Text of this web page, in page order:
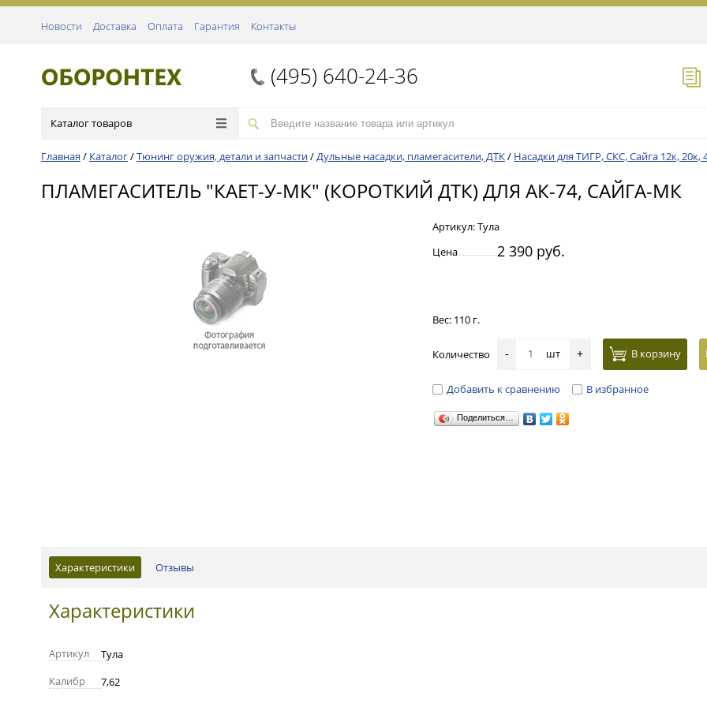
Новости Доставка Оплата Гарантия Контакты
(495) 640-24-36
Каталог товаров
Главная / Каталог/Тюнинг оружия, детали и запчасти/Дульные насадки, пламегасители, ДТК/ Насадки для ТИГР, СКС, Сайга 12к, 20к,
ПЛАМЕГАСИТЕЛЬ "КАЕТ-У-МК" (КОРОТКИЙ ДТК) ДЛЯ АК-74, САЙГА-МК
Артикул:Тула
Цена
2 390 руб.
Вес: 110 г.
Количество - шт + В корзину
Добавить к сравнению В избранное
Поделиться…
Характеристики Отзывы
Характеристики
Артикул
Тула
Калибр
7,62